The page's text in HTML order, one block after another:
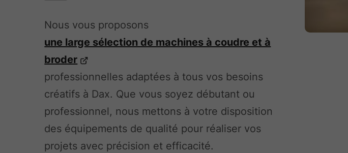
Nous vous proposons
une large sélection de machines à coudre et à
broder
professionnelles adaptées à tous vos besoins
créatifs à Dax. Que vous soyez débutant ou
professionnel, nous mettons à votre disposition
des équipements de qualité pour réaliser vos
projets avec précision et efficacité.